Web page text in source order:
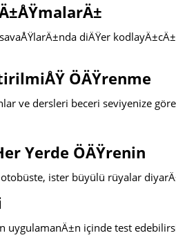
diÄŸer
ÖÄŸrenme
ve dersleri beceri seviyenize
Yerde ÖÄŸrenin
ister büyülü rüyalar
uygulamanÄ±n içinde test